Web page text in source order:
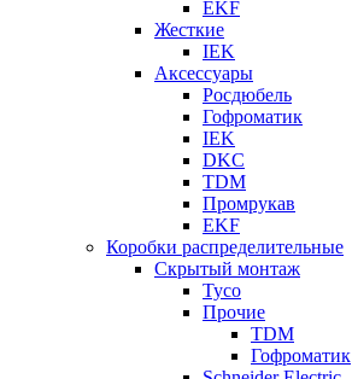
EKF
Жесткие
IEK
Аксессуары
Росдюбель
Гофроматик
IEK
DKC
TDM
Промрукав
EKF
Коробки распределительные
Скрытый монтаж
Tyco
Прочие
TDM
Гофроматик